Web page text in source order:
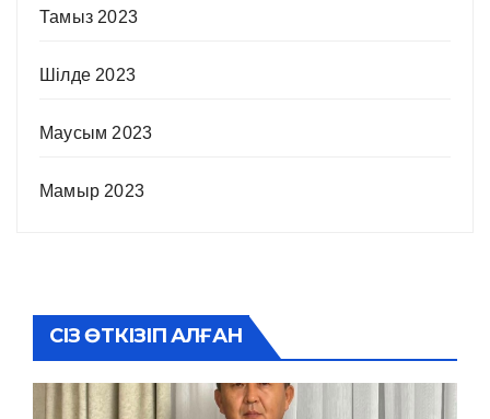
Тамыз 2023
Шілде 2023
Маусым 2023
Мамыр 2023
СІЗ ӨТКІЗІП АЛҒАН